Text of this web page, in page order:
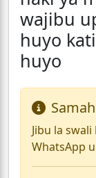
wajibu
huyo
huyo
Jibu la
WhatsApp